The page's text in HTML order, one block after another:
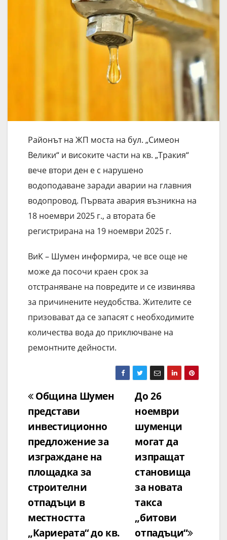
Районът на ЖП моста на бул. „Симеон
Велики“ и високите части на кв. „Тракия“
вече втори ден е с нарушено
водоподаване заради аварии на главния
водопровод. Първата авария възникна на
18 ноември 2025 г., а втората бе
регистрирана на 19 ноември 2025 г.
ВиК – Шумен информира, че все още не
може да посочи краен срок за
отстраняване на повредите и се извинява
за причинените неудобства. Жителите се
призовават да се запасят с необходимите
количества вода до приключване на
ремонтните дейности.
Навигация
До 26
ноември
шуменци
могат да
изпращат
становища
за новата
такса
„битови
отпадъци“
Община Шумен
представи
инвестиционно
предложение за
изграждане на
площадка за
строителни
отпадъци в
местността
„Кариерата“ до кв.